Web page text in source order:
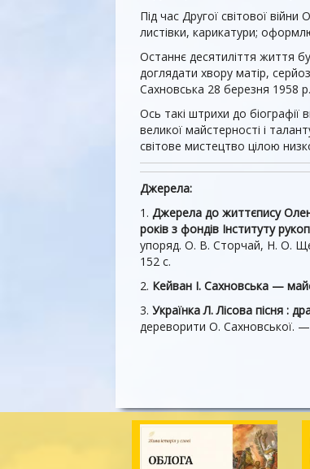
Під час Другої світової
листівки, карикатури;
Останнє десятиліття життя
доглядати хвору матір,
Сахновська 28 березня 1958
Ось такі штрихи до біографії
великої майстерності і
світове мистецтво цілою
Джерела:
1. Джерела до життєпису
років з фондів Інституту
упоряд. О. В. Сторчай, Н. О.
152 с.
2. Кейван І. Сахновська —
3. Українка Л. Лісова пісня :
дереворити О. Сахновської.